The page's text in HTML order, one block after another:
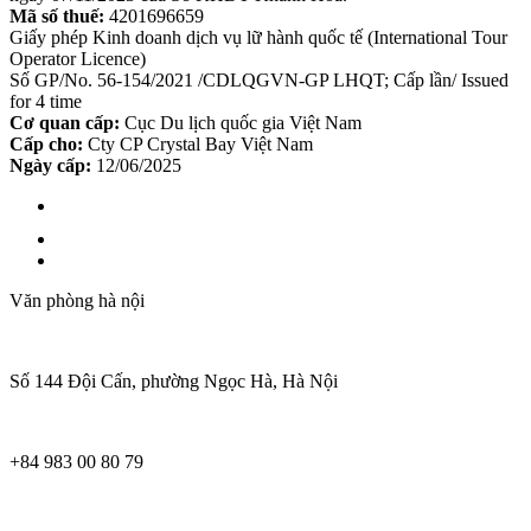
Mã số thuế: 4201696659
Giấy phép Kinh doanh dịch vụ lữ hành quốc tế (International Tour
Operator Licence)
Số GP/No. 56-154/2021 /CDLQGVN-GP LHQT; Cấp lần/ Issued
for 4 time
Cơ quan cấp: Cục Du lịch quốc gia Việt Nam
Cấp cho: Cty CP Crystal Bay Việt Nam
Ngày cấp: 12/06/2025
Văn phòng hà nội
Số 144 Đội Cấn, phường Ngọc Hà, Hà Nội
+84 983 00 80 79